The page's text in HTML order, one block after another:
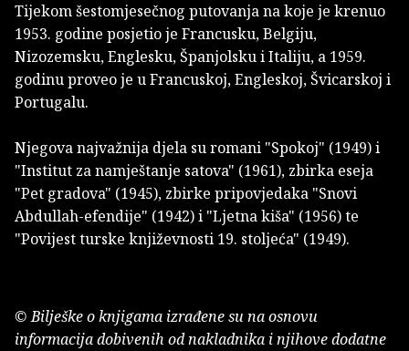
Tijekom šestomjesečnog putovanja na koje je krenuo
1953. godine posjetio je Francusku, Belgiju,
Nizozemsku, Englesku, Španjolsku i Italiju, a 1959.
godinu proveo je u Francuskoj, Engleskoj, Švicarskoj i
Portugalu.
Njegova najvažnija djela su romani "Spokoj" (1949) i
"Institut za namještanje satova" (1961), zbirka eseja
"Pet gradova" (1945), zbirke pripovjedaka "Snovi
Abdullah-efendije" (1942) i "Ljetna kiša" (1956) te
"Povijest turske književnosti 19. stoljeća" (1949).
© Bilješke o knjigama izrađene su na osnovu
informacija dobivenih od nakladnika i njihove dodatne